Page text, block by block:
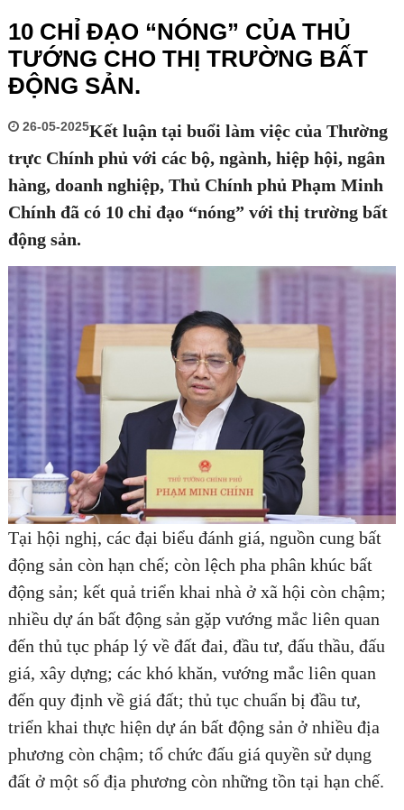
10 CHỈ ĐẠO “NÓNG” CỦA THỦ
TƯỚNG CHO THỊ TRƯỜNG BẤT
ĐỘNG SẢN.
26-05-2025Kết luận tại buổi làm việc của Thường
trực Chính phủ với các bộ, ngành, hiệp hội, ngân
hàng, doanh nghiệp, Thủ Chính phủ Phạm Minh
Chính đã có 10 chỉ đạo “nóng” với thị trường bất
động sản.
Tại hội nghị, các đại biểu đánh giá, nguồn cung bất
động sản còn hạn chế; còn lệch pha phân khúc bất
động sản; kết quả triển khai nhà ở xã hội còn chậm;
nhiều dự án bất động sản gặp vướng mắc liên quan
đến thủ tục pháp lý về đất đai, đầu tư, đấu thầu, đấu
giá, xây dựng; các khó khăn, vướng mắc liên quan
đến quy định về giá đất; thủ tục chuẩn bị đầu tư,
triển khai thực hiện dự án bất động sản ở nhiều địa
phương còn chậm; tổ chức đấu giá quyền sử dụng
đất ở một số địa phương còn những tồn tại hạn chế.